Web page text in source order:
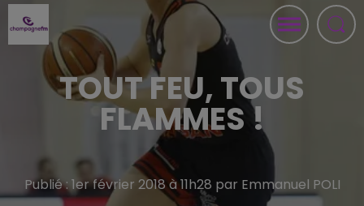
TOUT FEU, TOUS
FLAMMES !
Publié : 1er février 2018 à 11h28 par Emmanuel POLI